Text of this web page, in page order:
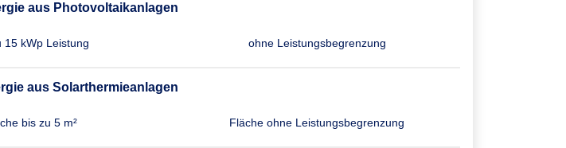
aus Photovoltaikanlagen
15 kWp Leistung ohne Leistungsbegrenzung
aus Solarthermieanlagen
bis zu 5 m² Fläche ohne Leistungsbegrenzung